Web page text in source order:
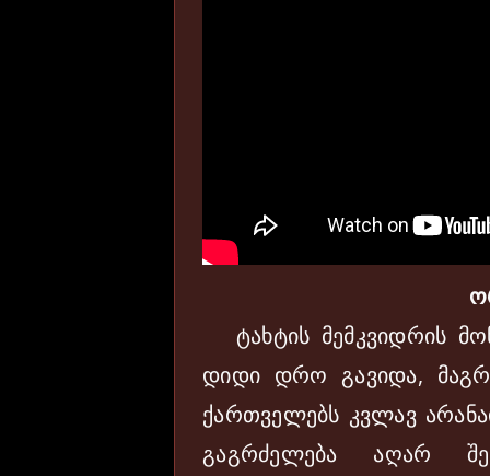
ტახტის მემკვიდრის
დიდი დრო გავიდა,
ქართველებს კვლავ
გაგრძელება აღარ